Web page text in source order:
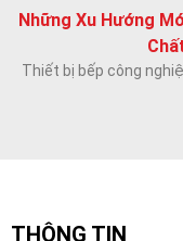
TƯ VẤN THIẾT KẾ
NHÀ
Nhà hàng Topping